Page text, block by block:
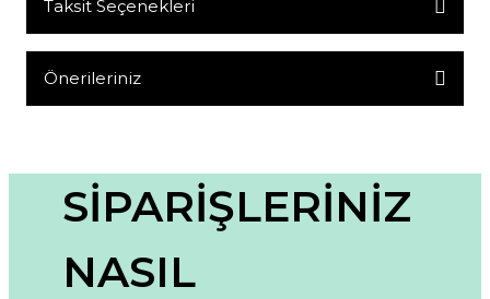
Bu ürüne ilk yorumu siz yapın!
Taksit Seçenekleri
Önerileriniz
Görüş ve önerileriniz için teşekkür ederiz.
Ürün resmi kalitesiz, bozuk veya görüntülenemiyor.
Ürün açıklamasında eksik bilgiler bulunuyor.
SİPARİŞLERİNİZ
NASIL